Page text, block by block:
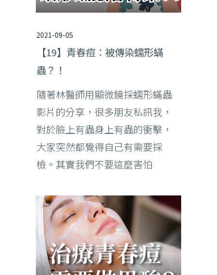
2021-09-05
【19】青春痘：被傳染蠕形蟎
蟲？！
隨著林醫師用顯微鏡採蠕形蟎蟲
影片的分享，很多朋友私訊我，
對於臉上有蟲身上有蟲的衝擊，
大家突然都覺得自己有需要採
檢。其實我們不要這麼害怕